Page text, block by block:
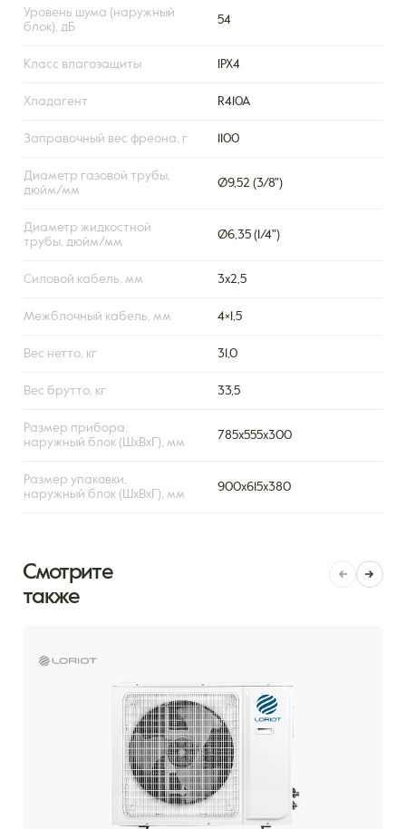
Уровень шума (наружный
блок), дБ
54
Класс влагозащиты IPX4
Хладагент R410A
Заправочный вес фреона, г 1100
Диаметр газовой трубы,
дюйм/мм
Ø9,52 (3/8")
Диаметр жидкостной
трубы, дюйм/мм
Ø6,35 (1/4")
Силовой кабель, мм 3х2,5
Межблочный кабель, мм 4×1,5
Вес нетто, кг 31,0
Вес брутто, кг 33,5
Размер прибора,
наружный блок (ШxВxГ), мм
785х555х300
Размер упаковки,
наружный блок (ШxВxГ), мм
900х615х380
Смотрите
также